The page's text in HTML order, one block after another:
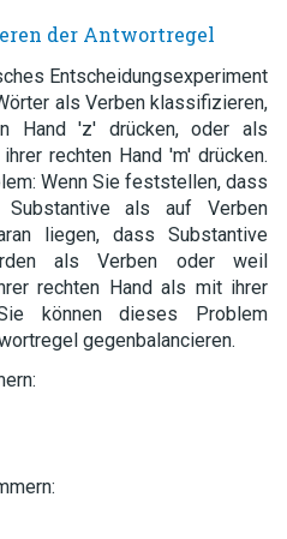
der Antwortregel
Entscheidungsexperiment
als Verben klassifizieren,
Hand 'z' drücken, oder als
rechten Hand 'm' drücken.
Wenn Sie feststellen, dass
Substantive als auf Verben
liegen, dass Substantive
als Verben oder weil
rechten Hand als mit ihrer
können dieses Problem
gegenbalancieren.